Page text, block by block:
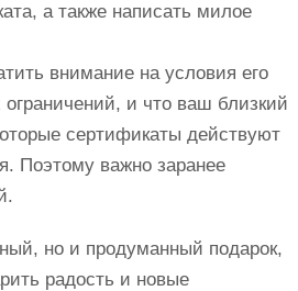
а также написать милое
внимание на условия его
и что ваш близкий
сертификаты действуют
Поэтому важно заранее
но и продуманный подарок,
радость и новые